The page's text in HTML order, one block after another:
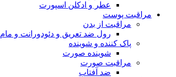
عطر و ادکلن اسپورت
مراقبت پوست
مراقبت از بدن
رول ضد تعریق و دئودورانت و مام
پاک کننده و شوینده
شوینده صورت
مراقبت صورت
ضد آفتاب